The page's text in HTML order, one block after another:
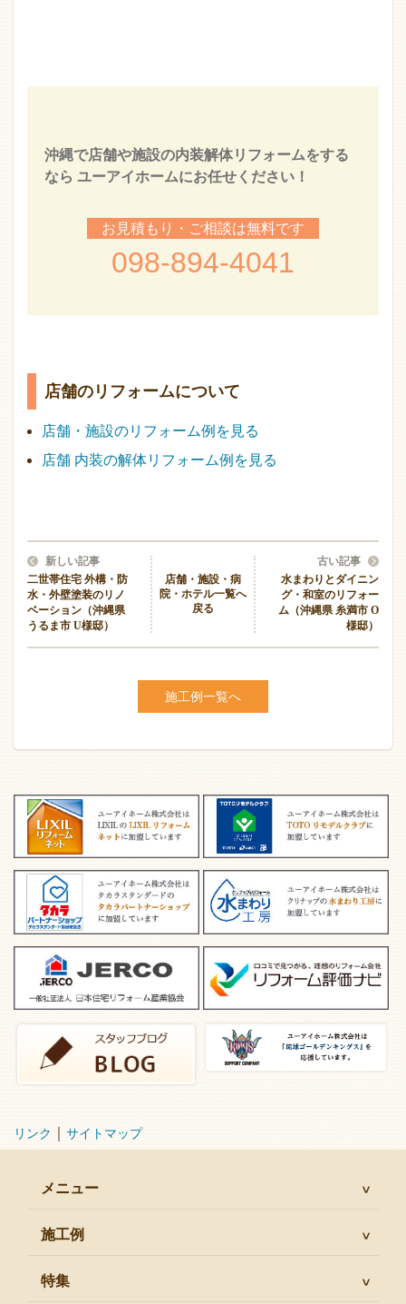
沖縄で店舗や施設の内装解体リフォームをする
なら ユーアイホームにお任せください！
お見積もり・ご相談は無料です
098-894-4041
店舗のリフォームについて
店舗・施設のリフォーム例を見る
店舗 内装の解体リフォーム例を見る
新しい記事
二世帯住宅 外構・防
水・外壁塗装のリノ
ベーション（沖縄県
うるま市 U様邸）
店舗・施設・病
院・ホテル一覧へ
戻る
古い記事
水まわりとダイニン
グ・和室のリフォー
ム（沖縄県 糸満市 O
様邸）
施工例一覧へ
リンク サイトマップ
メニュー
施工例
特集